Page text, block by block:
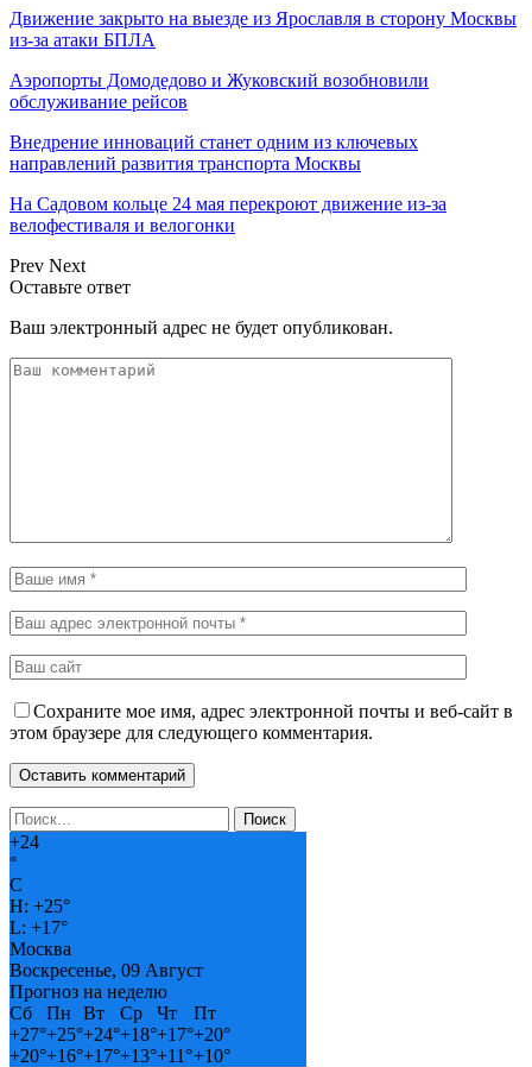
Движение закрыто на выезде из Ярославля в сторону Москвы
из-за атаки БПЛА
Аэропорты Домодедово и Жуковский возобновили
обслуживание рейсов
Внедрение инноваций станет одним из ключевых
направлений развития транспорта Москвы
На Садовом кольце 24 мая перекроют движение из-за
велофестиваля и велогонки
Prev Next
Оставьте ответ
Ваш электронный адрес не будет опубликован.
Сохраните мое имя, адрес электронной почты и веб-сайт в
этом браузере для следующего комментария.
+24
°
C
H: +25°
L: +17°
Москва
Воскресенье, 09 Август
Прогноз на неделю
Сб
Пн Вт Ср Чт
Пт
+27°+25°+24°+18°+17°+20°
+20°+16°+17°+13°+11°+10°